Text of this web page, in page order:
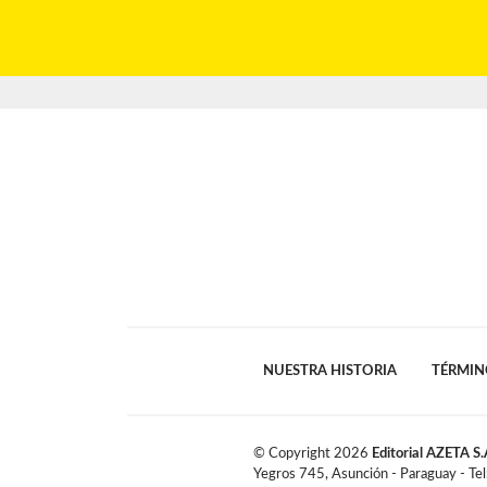
NUESTRA HISTORIA
© Copyright 2026 Editorial AZETA
Yegros 745, Asunción - Paraguay -